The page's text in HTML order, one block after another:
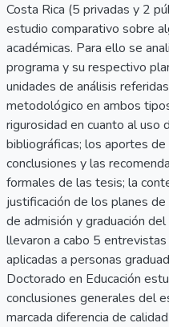
Costa Rica (5 privadas y 2
estudio comparativo sobre
académicas. Para ello se
programa y su respectivo plan
unidades de análisis referidas
metodológico en ambos tipos
rigurosidad en cuanto al uso
bibliográficas; los aportes de
conclusiones y las
formales de las tesis; la
justificación de los planes de
de admisión y graduación del
llevaron a cabo 5 entrevistas
aplicadas a personas
Doctorado en Educación
conclusiones generales del
marcada diferencia de calidad